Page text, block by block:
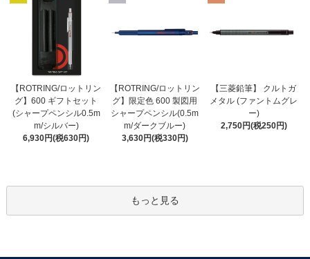
【ROTRING/ロットリン
グ】600 ギフトセット
(シャープペンシル0.5m
m/シルバー)
6,930円(税630円)
【ROTRING/ロットリン
グ】限定色 600 製図用
シャープペンシル(0.5m
m/ダークブルー)
3,630円(税330円)
【三菱鉛筆】 クルトガ
メタル (ファントムグレ
ー)
2,750円(税250円)
もっと見る